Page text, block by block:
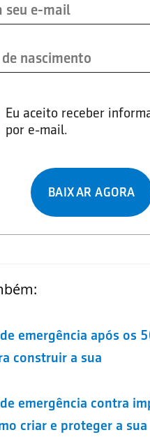
Eu aceito receber
por e-mail.
BAIXAR AGORA
emergência após os
construir a sua
emergência contra
criar e proteger a sua